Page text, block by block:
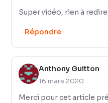
Super vidéo, rien à
Répondre
Anthony Guitton
16 mars 2020
Merci pour cet article